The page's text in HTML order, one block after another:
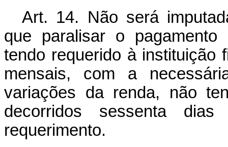
Art. 14. Não será
que paralisar o
tendo requerido à instituição
mensais, com a
variações da renda, não
decorridos sessenta
requerimento.